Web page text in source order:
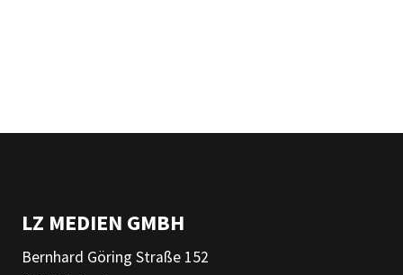
LZ MEDIEN GMBH
Bernhard Göring Straße 152